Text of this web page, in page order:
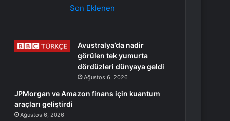
Son Eklenen
Avustralya’da nadir
görülen tek yumurta
dördüzleri dünyaya geldi
Ağustos 6, 2026
JPMorgan ve Amazon finans için kuantum
araçları geliştirdi
Ağustos 6, 2026